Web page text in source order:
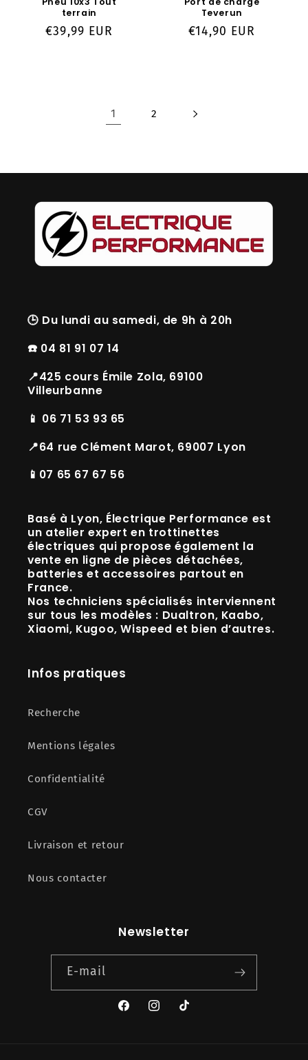
terrain
Prix
€39,99 EUR
Teverun
Prix
€14,90 EUR
1 2
🕒 Du lundi au samedi, de 9h à 20h
☎️ 04 81 91 07 14
📍425 cours Émile Zola, 69100
Villeurbanne
📱 06 71 53 93 65
📍64 rue Clément Marot, 69007 Lyon
📱07 65 67 67 56
Basé à Lyon, Électrique Performance est
un atelier expert en trottinettes
électriques qui propose également la
vente en ligne de pièces détachées,
batteries et accessoires partout en
France.
Nos techniciens spécialisés interviennent
sur tous les modèles : Dualtron, Kaabo,
Xiaomi, Kugoo, Wispeed et bien d’autres.
Infos pratiques
Recherche
Mentions légales
Confidentialité
CGV
Livraison et retour
Nous contacter
Newsletter
E-mail
FacebookInstagramTikTok